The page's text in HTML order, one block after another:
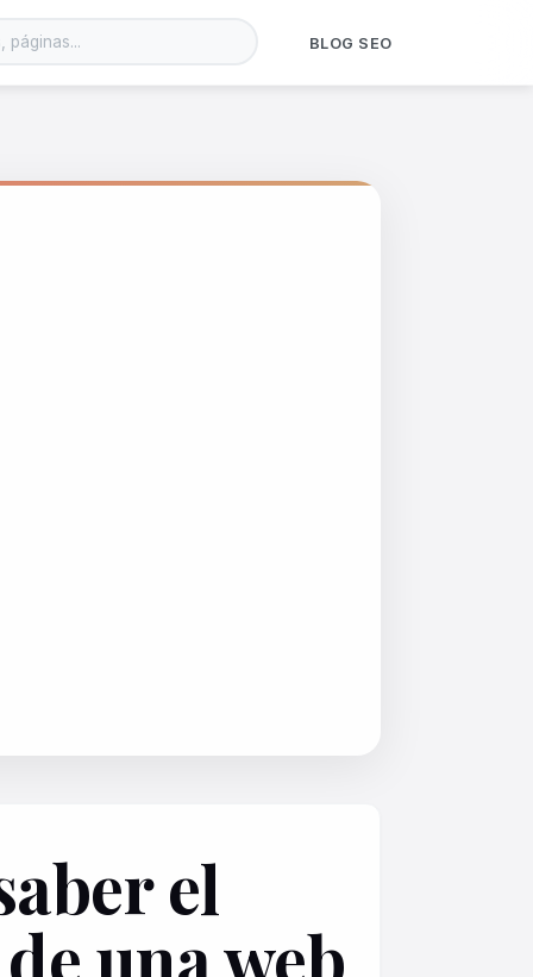
BLOG SEO
el
una web